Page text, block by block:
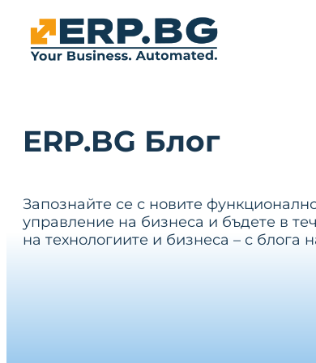
ERP.BG Блог
Запознайте се с новите
управление на бизнеса и бъдете в
на технологиите и бизнеса – с блога